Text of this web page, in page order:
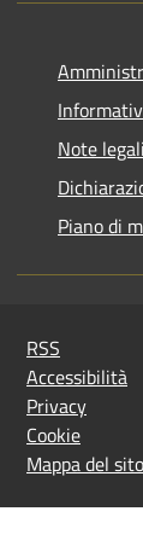
Note legali
Piano di
RSS
Accessibilità
Privacy
Cookie
Mappa del sito